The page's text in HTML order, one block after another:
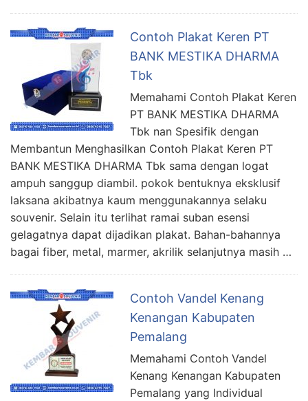
Contoh Plakat Keren PT
BANK MESTIKA DHARMA
Tbk
Memahami Contoh Plakat Keren
PT BANK MESTIKA DHARMA
Tbk nan Spesifik dengan
Membantun Menghasilkan Contoh Plakat Keren PT
BANK MESTIKA DHARMA Tbk sama dengan logat
ampuh sanggup diambil. pokok bentuknya eksklusif
laksana akibatnya kaum menggunakannya selaku
souvenir. Selain itu terlihat ramai suban esensi
gelagatnya dapat dijadikan plakat. Bahan-bahannya
bagai fiber, metal, marmer, akrilik selanjutnya masih …
Contoh Vandel Kenang
Kenangan Kabupaten
Pemalang
Memahami Contoh Vandel
Kenang Kenangan Kabupaten
Pemalang yang Individual